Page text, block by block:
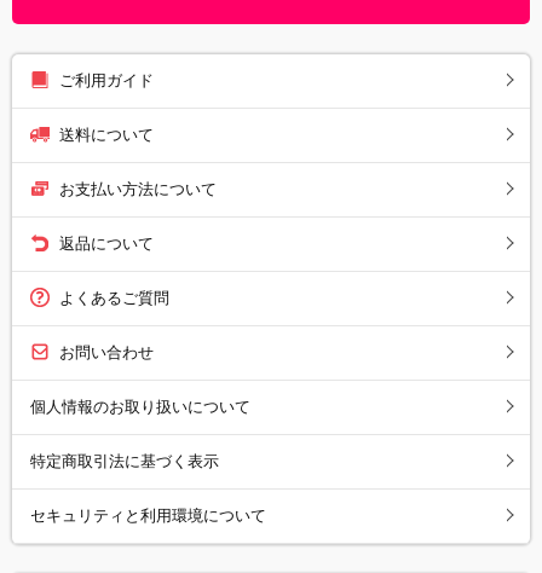
ご利用ガイド
送料について
お支払い方法について
返品について
よくあるご質問
お問い合わせ
個人情報のお取り扱いについて
特定商取引法に基づく表示
セキュリティと利用環境について